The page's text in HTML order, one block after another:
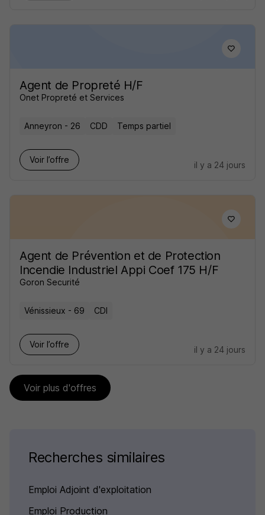
Agent de Propreté H/F
Onet Propreté et Services
Anneyron - 26 CDD Temps partiel
Voir l’offre
il y a 24 jours
Agent de Prévention et de Protection
Incendie Industriel Appi Coef 175 H/F
Goron Securité
Vénissieux - 69 CDI
Voir l’offre
il y a 24 jours
Voir plus d'offres
Recherches similaires
Emploi Adjoint d'exploitation
Emploi Production